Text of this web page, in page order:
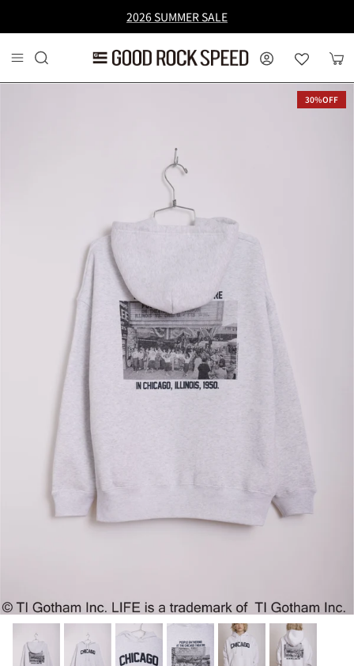
2026 SUMMER SALE
MY PAGE カ
30%OFF